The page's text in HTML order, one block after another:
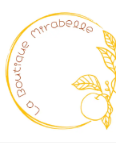
contenu